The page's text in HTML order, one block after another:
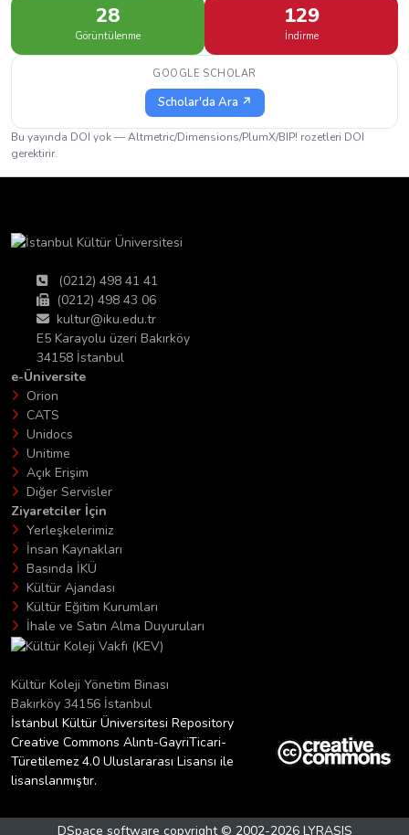
28
Görüntülenme
129
İndirme
GOOGLE SCHOLAR
Scholar'da Ara ↗
Bu yayında DOI yok — Altmetric/Dimensions/PlumX/BIP! rozetleri DOI
gerektirir.
(0212) 498 41 41
(0212) 498 43 06
kultur@iku.edu.tr
E5 Karayolu üzeri Bakırköy
34158 İstanbul
e-Üniversite
Orion
CATS
Unidocs
Unitime
Açık Erişim
Diğer Servisler
Ziyaretciler İçin
Yerleşkelerimiz
İnsan Kaynakları
Basında İKÜ
Kültür Ajandası
Kültür Eğitim Kurumları
İhale ve Satın Alma Duyuruları
Kültür Koleji Yönetim Binası
Bakırköy 34156 İstanbul
İstanbul Kültür Üniversitesi Repository
Creative Commons Alıntı-GayriTicari-
Türetilemez 4.0 Uluslararası Lisansı ile
lisanslanmıştır.
DSpace software copyright © 2002-2026 LYRASIS